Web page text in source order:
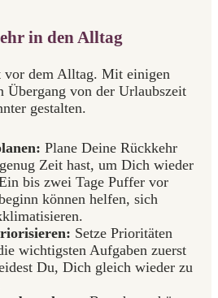
in den Alltag
vor dem Alltag. Mit einigen
Übergang von der Urlaubszeit
gestalten.
Plane Deine Rückkehr
Zeit hast, um Dich wieder
bis zwei Tage Puffer vor
können helfen, sich
Setze Prioritäten
wichtigsten Aufgaben zuerst
Du, Dich gleich wieder zu